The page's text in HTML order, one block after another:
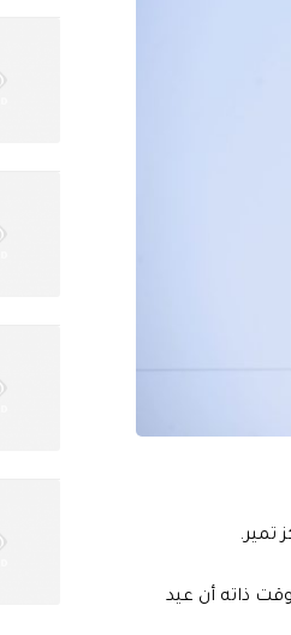
تمير.
يوم الخميس 5 يونيو، مبينة في الوقت ذاته أن عيد